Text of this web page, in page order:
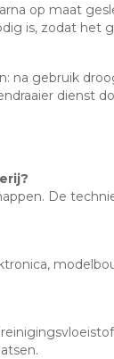
op maat
is, zodat
gebruik
De